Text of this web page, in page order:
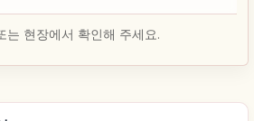
는 현장에서 확인해 주세요.